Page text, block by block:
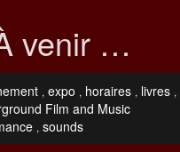
venir …
, expo , horaires , livres ,
Film and Music
, sounds